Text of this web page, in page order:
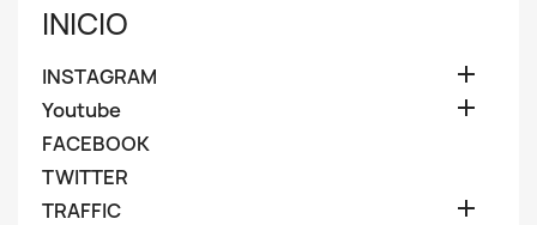
INICIO
INSTAGRAM 
Youtube 
FACEBOOK
TWITTER
TRAFFIC
